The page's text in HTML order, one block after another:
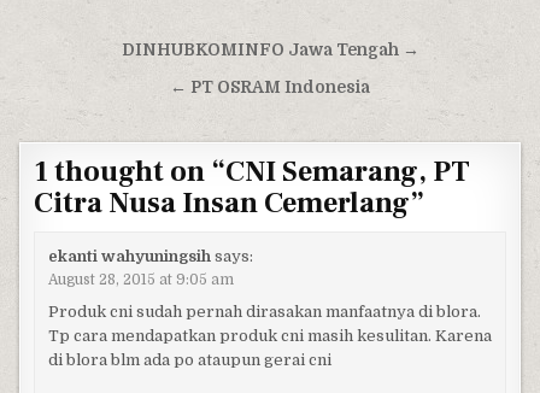
Post navigation
DINHUBKOMINFO Jawa Tengah →
← PT OSRAM Indonesia
1 thought on “CNI Semarang, PT
Citra Nusa Insan Cemerlang”
ekanti wahyuningsih says:
August 28, 2015 at 9:05 am
Produk cni sudah pernah dirasakan manfaatnya di blora.
Tp cara mendapatkan produk cni masih kesulitan. Karena
di blora blm ada po ataupun gerai cni